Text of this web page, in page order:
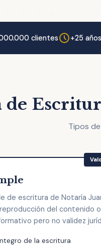
clientes +25
de
Tipos
de escritura de Notaría
del contenido
pero no validez
de la escritura